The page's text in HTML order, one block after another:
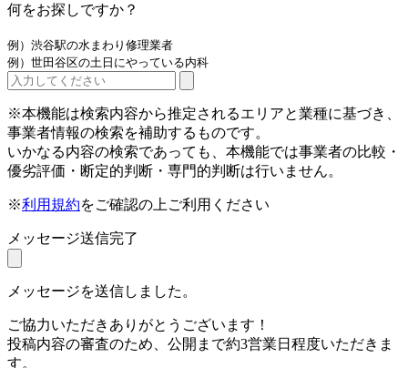
何をお探しですか？
例）渋谷駅の水まわり修理業者
例）世田谷区の土日にやっている内科
※本機能は検索内容から推定されるエリアと業種に基づき、
事業者情報の検索を補助するものです。
いかなる内容の検索であっても、本機能では事業者の比較・
優劣評価・断定的判断・専門的判断は行いません。
※利用規約をご確認の上ご利用ください
メッセージ送信完了
メッセージを送信しました。
ご協力いただきありがとうございます！
投稿内容の審査のため、公開まで約3営業日程度いただきま
す。